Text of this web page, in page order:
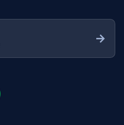
→